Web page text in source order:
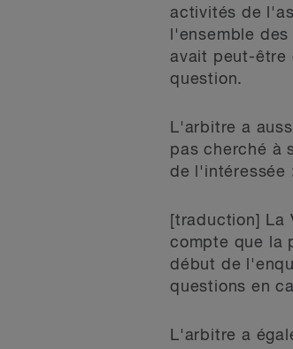
activités de
l'ensemble
avait peut-être
question.
L'arbitre a
pas cherché à
de l'intéressée
[traduction] La
compte que la
début de
questions en
L'arbitre a